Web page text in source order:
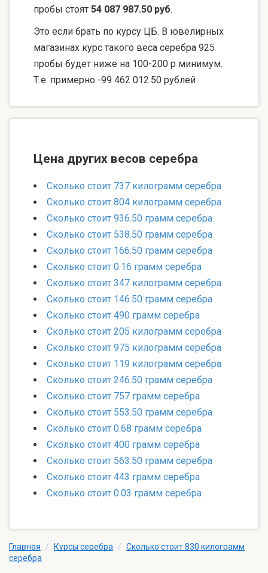
пробы стоят 54 087 987.50 руб.
Это если брать по курсу ЦБ. В ювелирных
магазинах курс такого веса серебра 925
пробы будет ниже на 100-200 р минимум.
Т.е. примерно -99 462 012.50 рублей
Цена других весов серебра
Сколько стоит 737 килограмм серебра
Сколько стоит 804 килограмм серебра
Сколько стоит 936.50 грамм серебра
Сколько стоит 538.50 грамм серебра
Сколько стоит 166.50 грамм серебра
Сколько стоит 0.16 грамм серебра
Сколько стоит 347 килограмм серебра
Сколько стоит 146.50 грамм серебра
Сколько стоит 490 грамм серебра
Сколько стоит 205 килограмм серебра
Сколько стоит 975 килограмм серебра
Сколько стоит 119 килограмм серебра
Сколько стоит 246.50 грамм серебра
Сколько стоит 757 грамм серебра
Сколько стоит 553.50 грамм серебра
Сколько стоит 0.68 грамм серебра
Сколько стоит 400 грамм серебра
Сколько стоит 563.50 грамм серебра
Сколько стоит 443 грамм серебра
Сколько стоит 0.03 грамм серебра
Главная / Курсы серебра / Сколько стоит 830 килограмм
серебра